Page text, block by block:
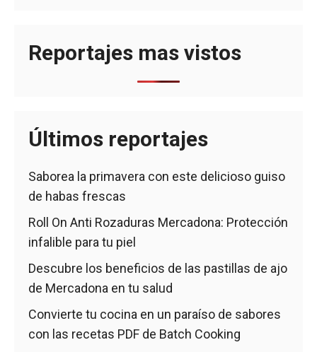
Reportajes mas vistos
Últimos reportajes
Saborea la primavera con este delicioso guiso
de habas frescas
Roll On Anti Rozaduras Mercadona: Protección
infalible para tu piel
Descubre los beneficios de las pastillas de ajo
de Mercadona en tu salud
Convierte tu cocina en un paraíso de sabores
con las recetas PDF de Batch Cooking